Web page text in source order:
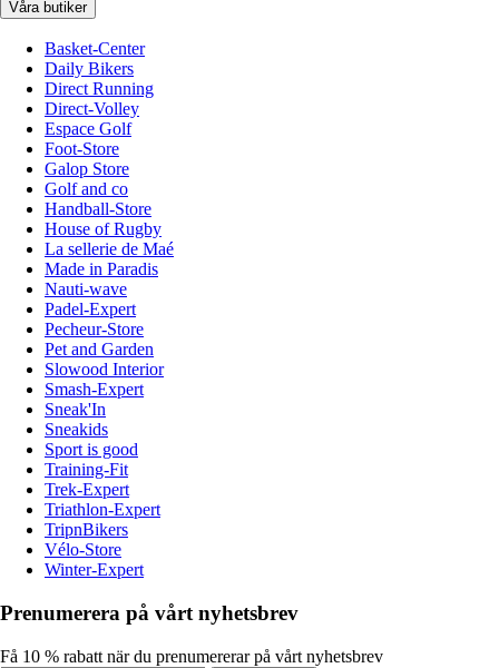
Våra butiker
Basket-Center
Daily Bikers
Direct Running
Direct-Volley
Espace Golf
Foot-Store
Galop Store
Golf and co
Handball-Store
House of Rugby
La sellerie de Maé
Made in Paradis
Nauti-wave
Padel-Expert
Pecheur-Store
Pet and Garden
Slowood Interior
Smash-Expert
Sneak'In
Sneakids
Sport is good
Training-Fit
Trek-Expert
Triathlon-Expert
TripnBikers
Vélo-Store
Winter-Expert
Prenumerera på vårt nyhetsbrev
Få 10 % rabatt när du prenumererar på vårt nyhetsbrev